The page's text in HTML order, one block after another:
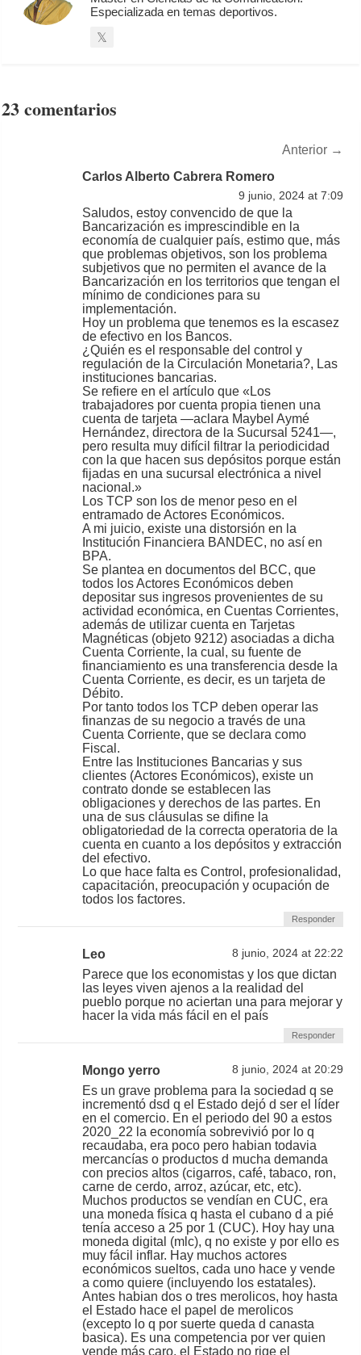
Especializada en temas deportivos.
23 comentarios
Anterior →
Carlos Alberto Cabrera Romero
9 junio, 2024 at 7:09
Saludos, estoy convencido de que la
Bancarización es imprescindible en la
economía de cualquier país, estimo que, más
que problemas objetivos, son los problema
subjetivos que no permiten el avance de la
Bancarización en los territorios que tengan el
mínimo de condiciones para su
implementación.
Hoy un problema que tenemos es la escasez
de efectivo en los Bancos.
¿Quién es el responsable del control y
regulación de la Circulación Monetaria?, Las
instituciones bancarias.
Se refiere en el artículo que «Los
trabajadores por cuenta propia tienen una
cuenta de tarjeta —aclara Maybel Aymé
Hernández, directora de la Sucursal 5241—,
pero resulta muy difícil filtrar la periodicidad
con la que hacen sus depósitos porque están
fijadas en una sucursal electrónica a nivel
nacional.»
Los TCP son los de menor peso en el
entramado de Actores Económicos.
A mi juicio, existe una distorsión en la
Institución Financiera BANDEC, no así en
BPA.
Se plantea en documentos del BCC, que
todos los Actores Económicos deben
depositar sus ingresos provenientes de su
actividad económica, en Cuentas Corrientes,
además de utilizar cuenta en Tarjetas
Magnéticas (objeto 9212) asociadas a dicha
Cuenta Corriente, la cual, su fuente de
financiamiento es una transferencia desde la
Cuenta Corriente, es decir, es un tarjeta de
Débito.
Por tanto todos los TCP deben operar las
finanzas de su negocio a través de una
Cuenta Corriente, que se declara como
Fiscal.
Entre las Instituciones Bancarias y sus
clientes (Actores Económicos), existe un
contrato donde se establecen las
obligaciones y derechos de las partes. En
una de sus cláusulas se difine la
obligatoriedad de la correcta operatoria de la
cuenta en cuanto a los depósitos y extracción
del efectivo.
Lo que hace falta es Control, profesionalidad,
capacitación, preocupación y ocupación de
todos los factores.
Responder
Leo 8 junio, 2024 at 22:22
Parece que los economistas y los que dictan
las leyes viven ajenos a la realidad del
pueblo porque no aciertan una para mejorar y
hacer la vida más fácil en el país
Responder
Mongo yerro 8 junio, 2024 at 20:29
Es un grave problema para la sociedad q se
incrementó dsd q el Estado dejó d ser el líder
en el comercio. En el periodo del 90 a estos
2020_22 la economía sobrevivió por lo q
recaudaba, era poco pero habian todavia
mercancías o productos d mucha demanda
con precios altos (cigarros, café, tabaco, ron,
carne de cerdo, arroz, azúcar, etc, etc).
Muchos productos se vendían en CUC, era
una moneda física q hasta el cubano d a pié
tenía acceso a 25 por 1 (CUC). Hoy hay una
moneda digital (mlc), q no existe y por ello es
muy fácil inflar. Hay muchos actores
económicos sueltos, cada uno hace y vende
a como quiere (incluyendo los estatales).
Antes habian dos o tres merolicos, hoy hasta
el Estado hace el papel de merolicos
(excepto lo q por suerte queda d canasta
basica). Es una competencia por ver quien
vende más caro, el Estado no rige el